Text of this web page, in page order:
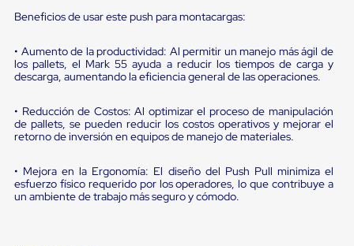
Retenedores
de
Multi
Transportes
Controles
Muelle/Andén
Controles
de
Básico
Controles
de
Muelle/Andén
Beneficios de usar este push para montacargas:
• Aumento de la productividad: Al permitir un manejo más ágil de
los pallets, el Mark 55 ayuda a reducir los tiempos de carga y
descarga, aumentando la eficiencia general de las operaciones.
• Reducción de Costos: Al optimizar el proceso de manipulación
de pallets, se pueden reducir los costos operativos y mejorar el
retorno de inversión en equipos de manejo de materiales.
• Mejora en la Ergonomía: El diseño del Push Pull minimiza el
esfuerzo físico requerido por los operadores, lo que contribuye a
un ambiente de trabajo más seguro y cómodo.